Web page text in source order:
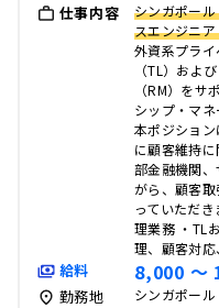
仕事内容
シンガポー
スエンジニ
外資系プラ
（TL）およ
（RM）を
シップ・マネ
本ポジショ
に顧客維持
部金融機関
がら、顧客
っていただ
理業務 ・TL
理、顧客対
給料 8,000 〜
勤務地 シンガポール